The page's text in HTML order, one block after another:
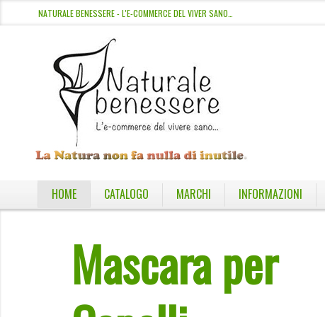
NATURALE BENESSERE - L'E-COMMERCE DEL VIVER SANO…
HOME CATALOGO MARCHI INFORMAZIONI
Mascara per
Olio di Argan
OLIO DI ARGAN PURO DEODORIZZATO